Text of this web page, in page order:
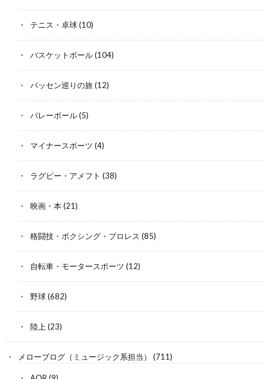
テニス・卓球(10)
バスケットボール(104)
バッセン巡りの旅(12)
バレーボール(5)
マイナースポーツ (4)
ラグビー・アメフト (38)
映画・本(21)
格闘技・ボクシング・プロレス (85)
自転車・モータースポーツ (12)
野球(682)
陸上 (23)
メローブログ（ミュージック系担当） (711)